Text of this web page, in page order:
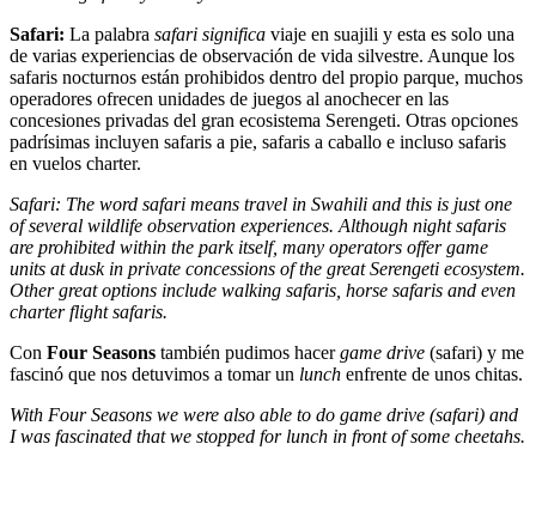
Safari: La palabra safari significa viaje en suajili y esta es solo una
de varias experiencias de observación de vida silvestre. Aunque los
safaris nocturnos están prohibidos dentro del propio parque, muchos
operadores ofrecen unidades de juegos al anochecer en las
concesiones privadas del gran ecosistema Serengeti. Otras opciones
padrísimas incluyen safaris a pie, safaris a caballo e incluso safaris
en vuelos charter.
Safari: The word safari means travel in Swahili and this is just one
of several wildlife observation experiences. Although night safaris
are prohibited within the park itself, many operators offer game
units at dusk in private concessions of the great Serengeti ecosystem.
Other great options include walking safaris, horse safaris and even
charter flight safaris.
Con Four Seasons también pudimos hacergame drive (safari) y me
fascinó que nos detuvimos a tomar un lunch enfrente de unos chitas.
With Four Seasons we were also able to do game drive (safari) and
I was fascinated that we stopped for lunch in front of some cheetahs.